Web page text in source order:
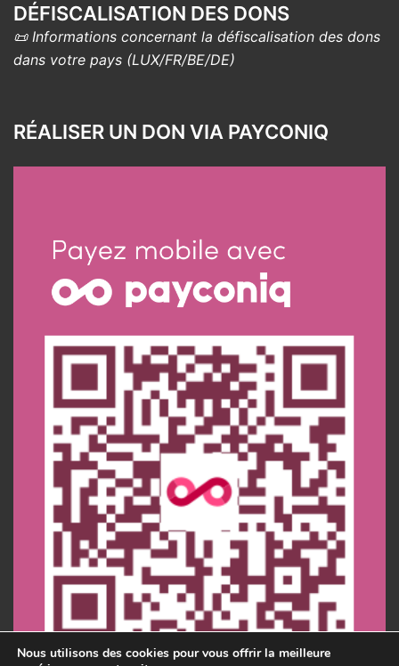
DÉFISCALISATION DES DONS
📜 Informations concernant la défiscalisation des dons
dans votre pays (LUX/FR/BE/DE)
RÉALISER UN DON VIA PAYCONIQ
Nous utilisons des cookies pour vous offrir la meilleure